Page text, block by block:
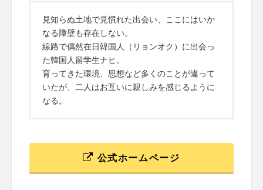
見知らぬ土地で見慣れた出会い、ここにはいか
なる障壁も存在しない。
線路で偶然在日韓国人（リョンオク）に出会っ
た韓国人留学生ナヒ。
育ってきた環境、思想など多くのことが違って
いたが、二人はお互いに親しみを感じるように
なる。
公式ホームページ